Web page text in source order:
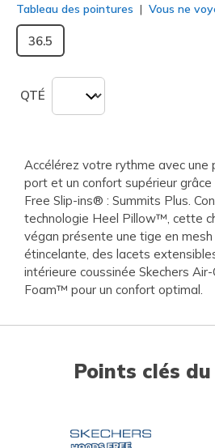
Tableau des pointures Vous ne
36.5
QTÉ
Accélérez votre rythme avec une
port et un confort supérieur grâce
Free Slip-ins® : Summits Plus.
technologie Heel Pillow™, cette
végan présente une tige en
étincelante, des lacets
intérieure coussinée Skechers
Foam™ pour un confort optimal.
Points clés